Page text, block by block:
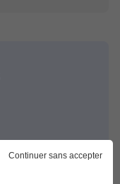
Continuer sans accepter